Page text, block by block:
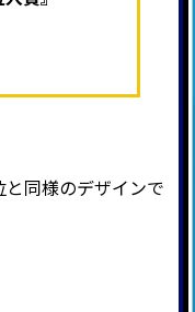
同様のデザインで